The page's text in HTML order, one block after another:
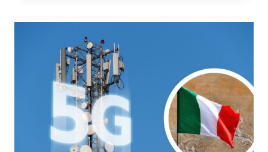
PODER
PARA
LIDAR
COM
A
CRISE?